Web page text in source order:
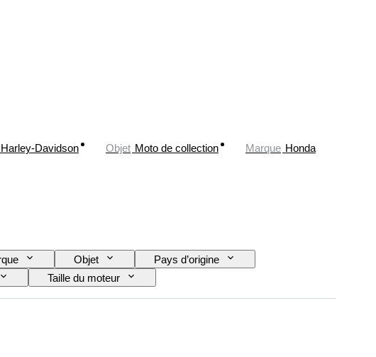
Harley-Davidson Objet Moto de collection Marque Honda
Objet
Pays d’origine
Taille du moteur